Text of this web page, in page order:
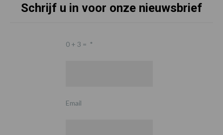
Schrijf u in voor onze nieuwsbrief
0 + 3 = *
Email